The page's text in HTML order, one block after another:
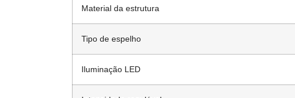
Material da estrutura
Tipo de espelho
Iluminação LED